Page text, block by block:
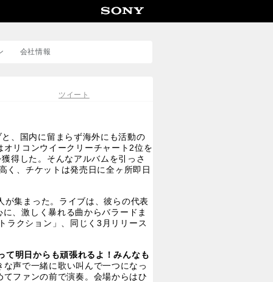
会社情報
採用情報はこちら
ツイート
、国内に留まらず海外にも活動の
リコンウイークリーチャート2位を
得した。そんなアルバムを引っさ
く、チケットは発売日に全ヶ所即日
集まった。ライブは、彼らの代表
、激しく暴れる曲からバラードま
ラクション」、同じく3月リリース
て明日からも頑張れるよ！みんなも
声で一緒に歌い叫んで一つになっ
ファンの前で演奏。会場からはひ